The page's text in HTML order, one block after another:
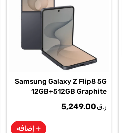
Samsung Galaxy Z Flip8 5G
12GB+512GB Graphite
Smartphone, SM-
F776BZKPMEA
ر.ق5,249.00
add إضافة